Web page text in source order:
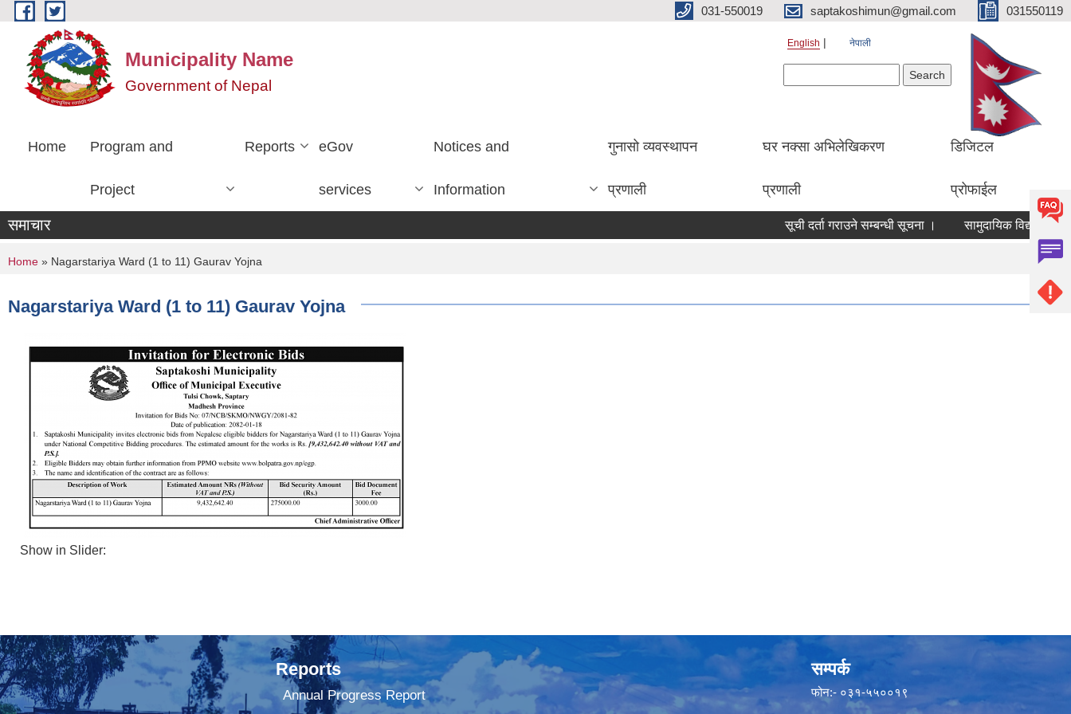
Skip to main content 031-550019 saptakoshimun@gmail.com 031550119
Municipality Name
Government of Nepal
English नेपाली
Home Program and
Project
Reports eGov
services
Notices and
Information
गुनासो व्यवस्थापन
प्रणाली
घर नक्सा अभिलेखिकरण
प्रणाली
डिजिटल
प्रोफाईल
समाचार सूची दर्ता गराउने सम्बन्धी सूचना । सामुदायिक
You are here
Home » Nagarstariya Ward (1 to 11) Gaurav Yojna
Nagarstariya Ward (1 to 11) Gaurav Yojna
Show in Slider:
Reports
Annual Progress Report
सम्पर्क
फोन:- ०३१-५५००१९